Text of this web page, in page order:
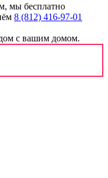
мы бесплатно
8 (812) 416-97-01
с вашим домом.